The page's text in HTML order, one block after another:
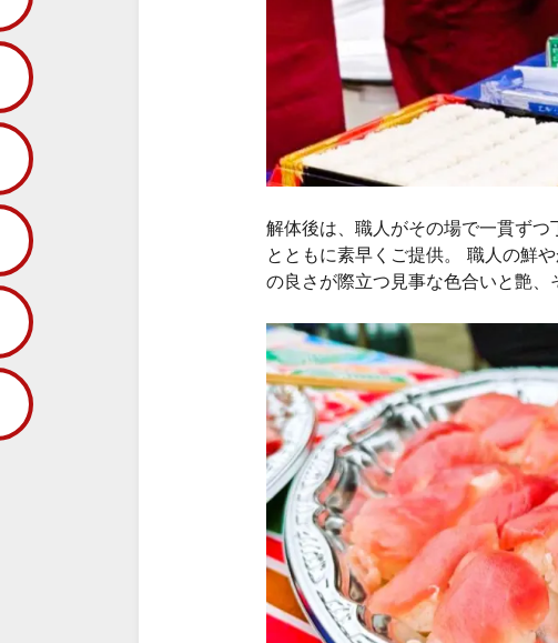
解体後は、職人がその場で一貫ず
とともに素早くご提供。 職人の鮮
の良さが際立つ見事な色合いと艶、